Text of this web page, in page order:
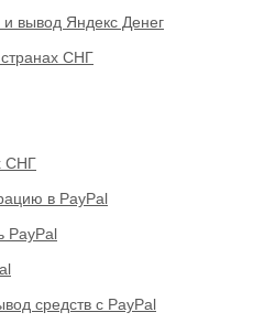
вывод Яндекс Денег
СНГ
СНГ
в PayPal
PayPal
средств с PayPal